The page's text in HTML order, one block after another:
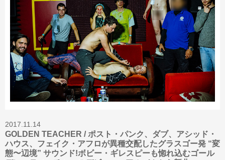
2017.11.14
GOLDEN TEACHER / ポスト・パンク、ダブ、アシッド・
ハウス、フェイク・アフロが異種交配したグラスゴー発 “変
態〜辺境” サウンド!ボビー・ギレスピーも惚れ込むゴール